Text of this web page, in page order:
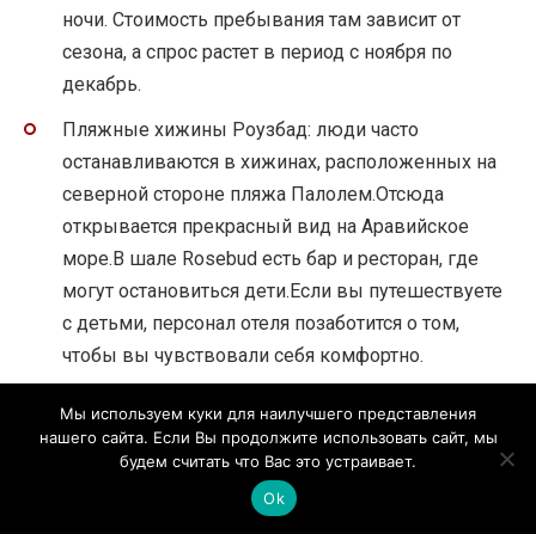
ночи. Стоимость пребывания там зависит от
сезона, а спрос растет в период с ноября по
декабрь.
Пляжные хижины Роузбад: люди часто
останавливаются в хижинах, расположенных на
северной стороне пляжа Палолем.Отсюда
открывается прекрасный вид на Аравийское
море.В шале Rosebud есть бар и ресторан, где
могут остановиться дети.Если вы путешествуете
с детьми, персонал отеля позаботится о том,
чтобы вы чувствовали себя комфортно.
Мы используем куки для наилучшего представления
нашего сайта. Если Вы продолжите использовать сайт, мы
будем считать что Вас это устраивает.
Ok